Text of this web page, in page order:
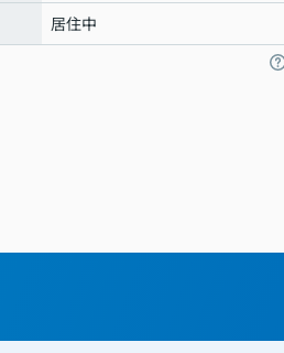
居住中